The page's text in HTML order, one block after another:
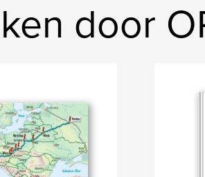
door